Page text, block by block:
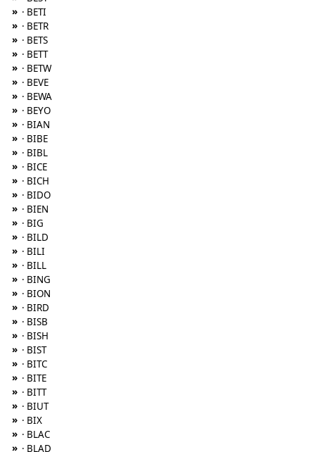
» · BETI
» · BETR
» · BETS
» · BETT
» · BETW
» · BEVE
» · BEWA
» · BEYO
» · BIAN
» · BIBE
» · BIBL
» · BICE
» · BICH
» · BIDO
» · BIEN
» · BIG
» · BILD
» · BILI
» · BILL
» · BING
» · BION
» · BIRD
» · BISB
» · BISH
» · BIST
» · BITC
» · BITE
» · BITT
» · BIUT
» · BIX
» · BLAC
» · BLAD